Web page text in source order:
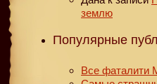
землю
Популярные
Все фаталити